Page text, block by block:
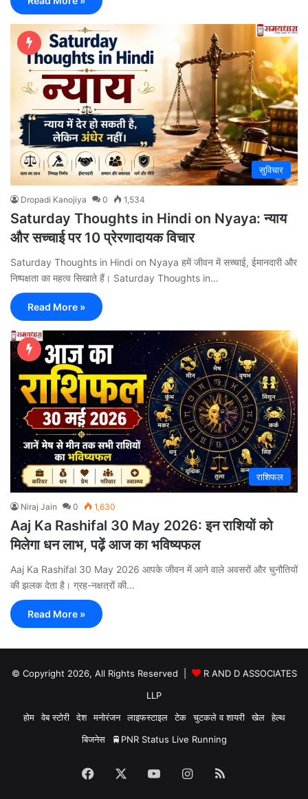
सुविचार
Dropadi Kanojiya 0 1,534
Saturday Thoughts in Hindi on Nyaya: न्याय
और सच्चाई पर 10 प्रेरणादायक विचार
Saturday Thoughts in Hindi on Nyaya हमें जीवन में सच्चाई, ईमानदारी और
निष्पक्षता का महत्व सिखाते हैं। Saturday Thoughts in…
Read More »
राशिफल
Niraj Jain 0 1,630
Aaj Ka Rashifal 30 May 2026: इन राशियों को
मिलेगा धन लाभ, पढ़ें आज का भविष्यफल
Aaj Ka Rashifal 30 May 2026 आपके जीवन में आने वाले अवसरों और चुनौतियों
की झलक देता है। ग्रह-नक्षत्रों की…
Read More »
© Copyright 2026, All Rights Reserved |
R AND D ASSOCIATES
LLP
होम
वेब स्टोरी देश मनोरंजन लाइफस्टाइल टेक चुटकले व शायरी खेल
हेल्थ
बिजनेस
🚆PNR Status Live Running
Facebook YouTubeInstagram